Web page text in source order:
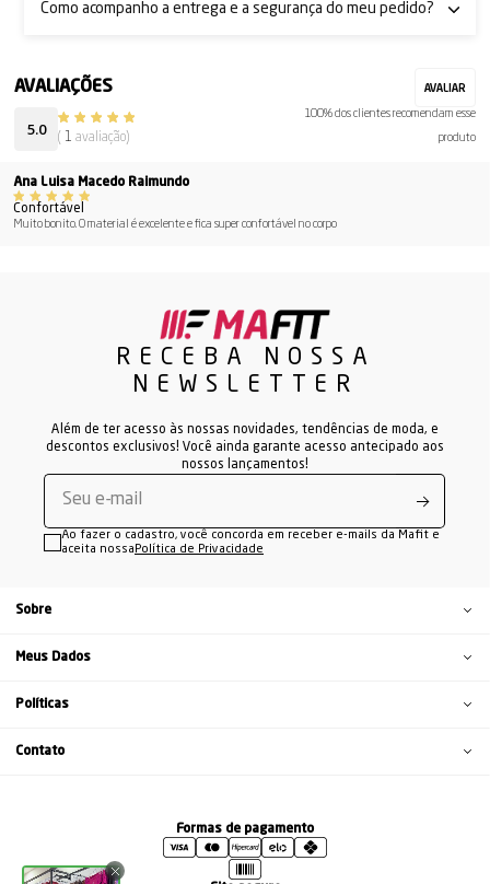
Como acompanho a entrega e a segurança do meu pedido?
5.0 1 avaliação)
100% dos clientes recomendam esse
produto
Ana Luisa Macedo Raimundo
Confortável
Muito bonito. O material é excelente e fica super confortável no corpo
RECEBA NOSSA
NEWSLETTER
Além de ter acesso às nossas novidades, tendências de moda, e
descontos exclusivos! Você ainda garante acesso antecipado aos
nossos lançamentos!
Ao fazer o cadastro, você concorda em receber e-mails da Mafit e
aceita nossa Política de Privacidade
Sobre
Meus Dados
Políticas
Contato
Formas de pagamento